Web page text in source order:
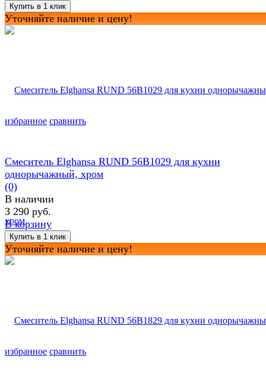
избранное сравнить
Уточняйте наличие и цену!
избранное сравнить
Смеситель Elghansa RUND 56B1029 для кухни
однорычажный, хром
(0)
В наличии
3 290 руб.
В корзину
Уточняйте наличие и цену!